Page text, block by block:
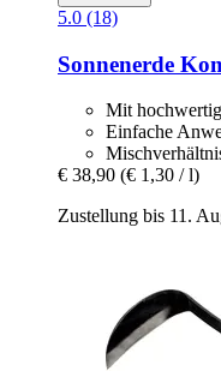
5.0 (18)
Sonnenerde
Mit
Einfache
€ 38,90 (€ 1,30 / l)
Zustellung bis 11.